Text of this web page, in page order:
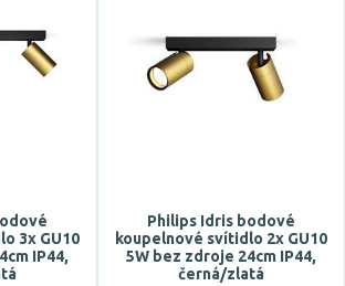
3x GU10
IP44,
Philips Idris bodové
koupelnové svítidlo 2x GU10
5W bez zdroje 24cm IP44,
černá/zlatá